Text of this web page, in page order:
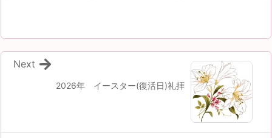
2026年 イースター(復活日)礼拝
Next